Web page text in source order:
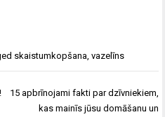
skaistumkopšana,vazelīns
15 apbrīnojami fakti par dzīvniekiem,
kas mainīs jūsu domāšanu un